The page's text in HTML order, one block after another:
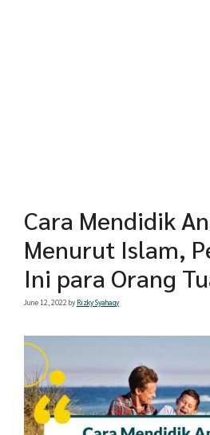
Cara Mendidik
Menurut Islam,
Ini para Orang
June 12, 2022 by Rizky Syahaqy